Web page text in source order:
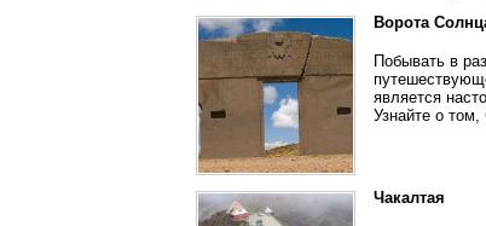
Ворота
Побывать в
является
Узнайте о том,
Чакалтая